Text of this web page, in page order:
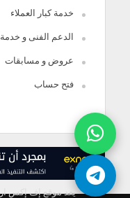
خدمة كبار العملاء
الدعم الفنى و خدمة
عروض و مسابقات
فتح حساب